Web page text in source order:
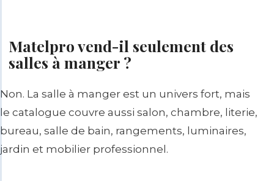
Matelpro vend-il seulement des
salles à manger ?
Non. La salle à manger est un univers fort, mais
le catalogue couvre aussi salon, chambre, literie,
bureau, salle de bain, rangements, luminaires,
jardin et mobilier professionnel.